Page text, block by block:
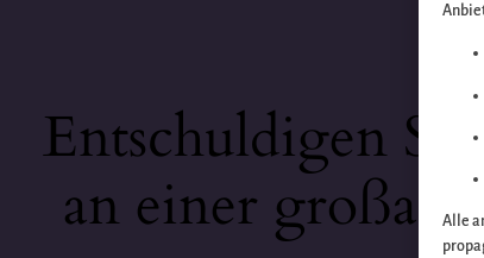
Entschuldigen
an einer
Alle